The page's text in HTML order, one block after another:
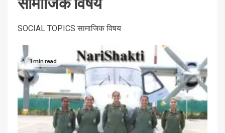
SOCIAL TOPICS सामाजिक विषय
1 min read